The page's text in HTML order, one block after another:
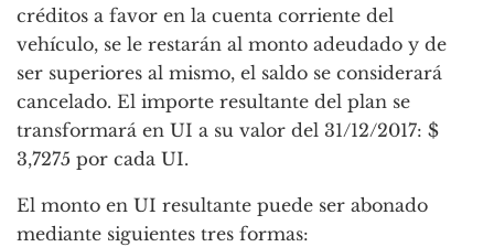
créditos a favor en la cuenta corriente del
vehículo, se le restarán al monto adeudado y de
ser superiores al mismo, el saldo se considerará
cancelado. El importe resultante del plan se
transformará en UI a su valor del 31/12/2017: $
3,7275 por cada UI.
El monto en UI resultante puede ser abonado
mediante siguientes tres formas: